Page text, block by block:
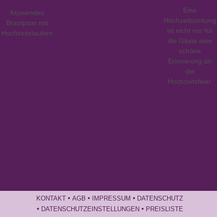
Küssendes
Brautpaar mit
Hochzeitstauben
Eine
Hochzeitszeitung
ist nicht nur für
die Gäste eine
schöne
Erinnerung an
die
Hochzeitsfeier.
KONTAKT • AGB • IMPRESSUM • DATENSCHUTZ
• DATENSCHUTZEINSTELLUNGEN • PREISLISTE